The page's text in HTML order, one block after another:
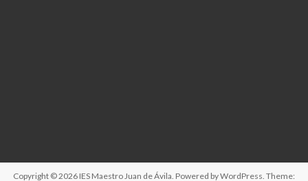
Copyright © 2026 IES Maestro Juan de Ávila . Powered byWordPress . Theme: